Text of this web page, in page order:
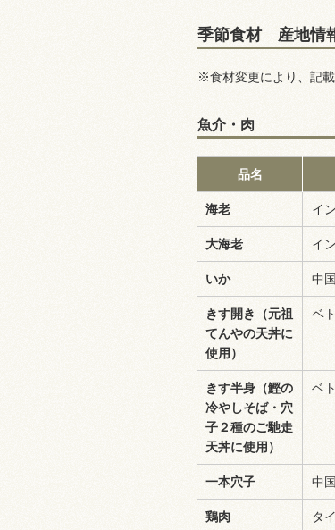
季節食材 産地情
※食材変更により、記
魚介・肉
品名
海老 イ
大海老 イ
いか 中国
きす開き（元祖
てんやの天丼に
使用）
ベ
きす半身（鰹の
冷やしそば・穴
子２種のご馳走
天丼に使用）
ベ
一本穴子 中国
鶏肉 タイ